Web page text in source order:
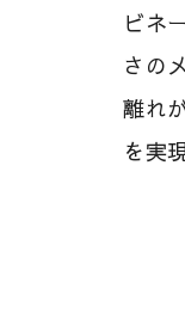
ビネ
さの
離れ
を実